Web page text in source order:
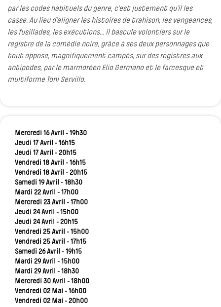
par les codes habituels du genre, c’est justement qu’il les
casse. Au lieu d’aligner les histoires de trahison, les vengeances,
les fusillades, les exécutions… il bascule volontiers sur le
registre de la comédie noire, grâce à ses deux personnages que
tout oppose, magnifiquement campés, sur des registres aux
antipodes, par le marmoréen Elio Germano et le farcesque et
multiforme Toni Servillo.
Mercredi 16 Avril - 19h30
Jeudi 17 Avril - 16h15
Jeudi 17 Avril - 20h15
Vendredi 18 Avril - 16h15
Vendredi 18 Avril - 20h15
Samedi 19 Avril - 18h30
Mardi 22 Avril - 17h00
Mercredi 23 Avril - 17h00
Jeudi 24 Avril - 15h00
Jeudi 24 Avril - 20h15
Vendredi 25 Avril - 15h00
Vendredi 25 Avril - 17h15
Samedi 26 Avril - 19h15
Mardi 29 Avril - 15h00
Mardi 29 Avril - 18h30
Mercredi 30 Avril - 18h00
Vendredi 02 Mai - 16h00
Vendredi 02 Mai - 20h00